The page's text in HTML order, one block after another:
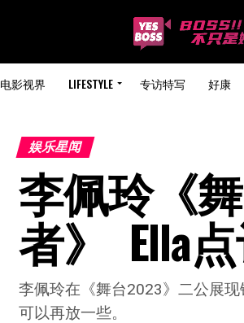
电影视界 LIFESTYLE 专访特写 好康
娱乐星闻
李佩玲《
者》  Ella
李佩玲在《舞台2023》二公展
可以再放一些。